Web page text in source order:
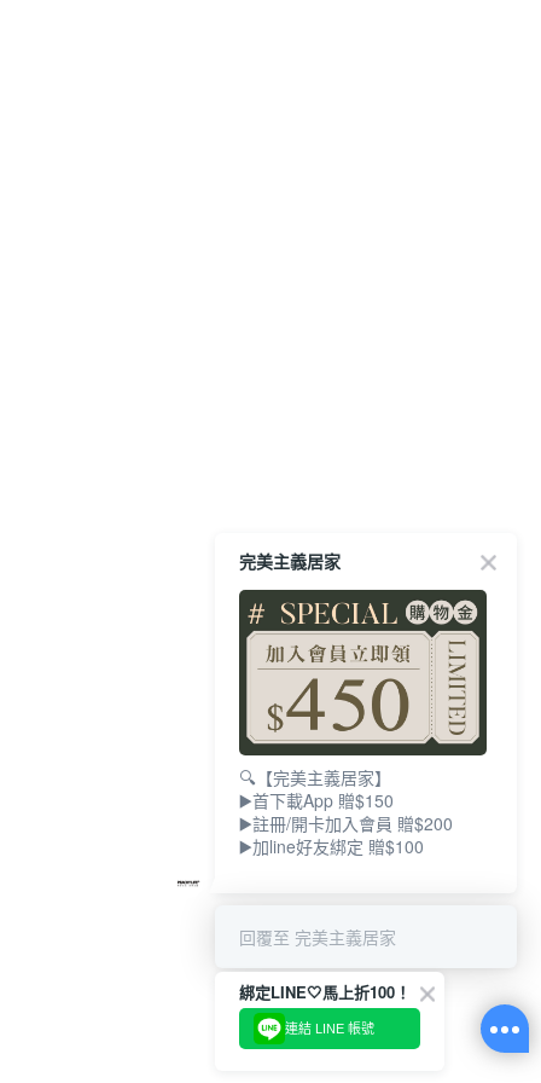
完美主義居家
🔍【完美主義居家】
▶️首下載App 贈$150
▶️註冊/開卡加入會員 贈$200
▶️加line好友綁定 贈$100
回覆至 完美主義居家
綁定LINE🤍馬上折100！
連結 LINE 帳號